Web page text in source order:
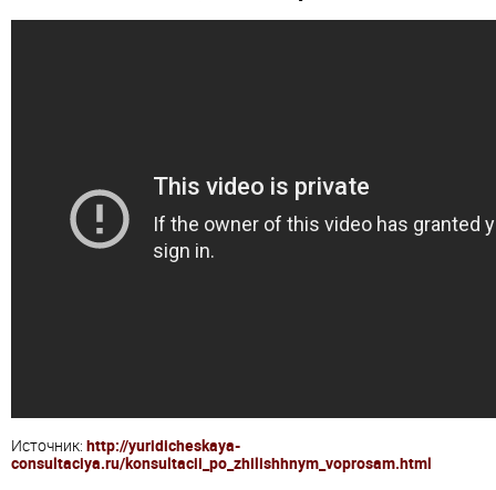
Источник: http://yuridicheskaya-
consultaciya.ru/konsultacii_po_zhilishhnym_voprosam.html